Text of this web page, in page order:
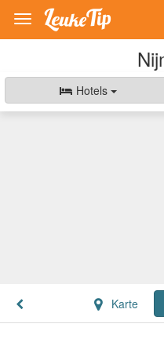
Toggle
navigation
Hotels
Karte